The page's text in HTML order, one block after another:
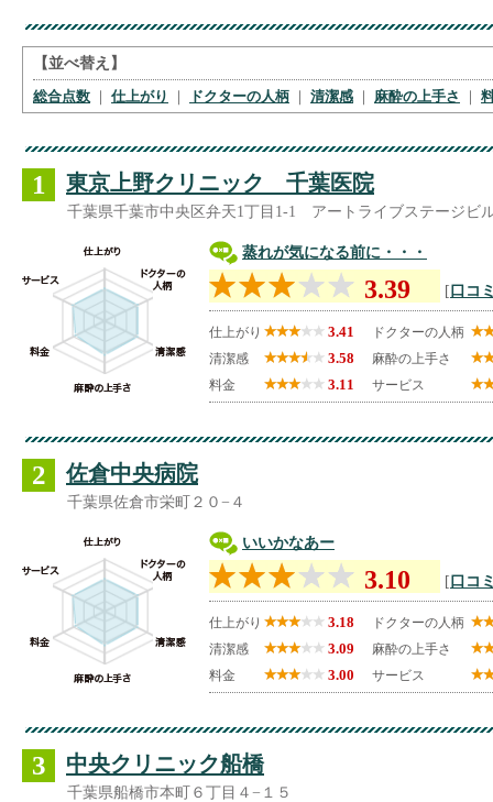
【並べ替え】
総合点数 ｜ 仕上がり ｜ ドクターの人柄 ｜ 清潔感 ｜ 麻酔の上手さ ｜
1 東京上野クリニック 千葉医院
千葉県千葉市中央区弁天1丁目1-1 アートライブステージビ
蒸れが気になる前に・・・
3.39 [口コ
仕上がり 3.41
清潔感 3.58
料金 3.11
ドクターの人柄
麻酔の上手さ
サービス
2 佐倉中央病院
千葉県佐倉市栄町２０−４
いいかなあー
3.10 [口コ
仕上がり 3.18
清潔感 3.09
料金 3.00
ドクターの人柄
麻酔の上手さ
サービス
3 中央クリニック船橋
千葉県船橋市本町６丁目４−１５